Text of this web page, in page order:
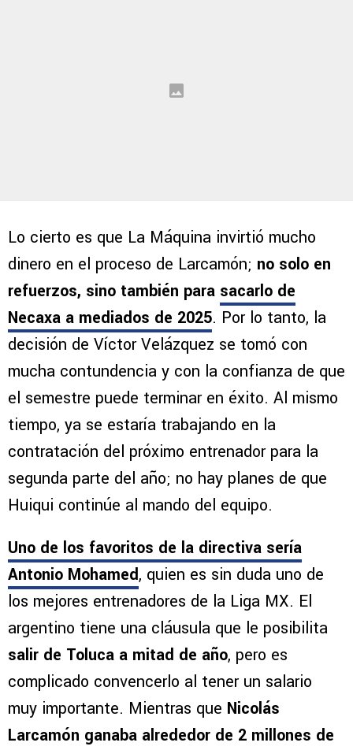
Lo cierto es que La Máquina invirtió mucho
dinero en el proceso de Larcamón; no solo en
refuerzos, sino también para sacarlo de
Necaxa a mediados de 2025. Por lo tanto, la
decisión de Víctor Velázquez se tomó con
mucha contundencia y con la confianza de que
el semestre puede terminar en éxito. Al mismo
tiempo, ya se estaría trabajando en la
contratación del próximo entrenador para la
segunda parte del año; no hay planes de que
Huiqui continúe al mando del equipo.
Uno de los favoritos de la directiva sería
Antonio Mohamed, quien es sin duda uno de
los mejores entrenadores de la Liga MX. El
argentino tiene una cláusula que le posibilita
salir de Toluca a mitad de año, pero es
complicado convencerlo al tener un salario
muy importante. Mientras que Nicolás
Larcamón ganaba alrededor de 2 millones de